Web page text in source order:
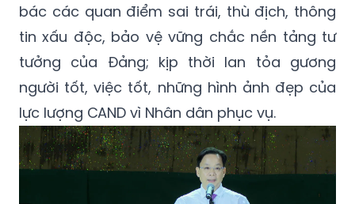
bác các quan điểm sai trái, thù địch, thông
tin xấu độc, bảo vệ vững chắc nền tảng tư
tưởng của Đảng; kịp thời lan tỏa gương
người tốt, việc tốt, những hình ảnh đẹp của
lực lượng CAND vì Nhân dân phục vụ.